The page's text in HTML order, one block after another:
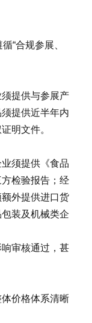
“合规参展、
提供与参展产
提供近半年内
明文件。
须提供《食品
检验报告；经
外提供进口货
装及机械类企
审核通过，甚
价格体系清晰